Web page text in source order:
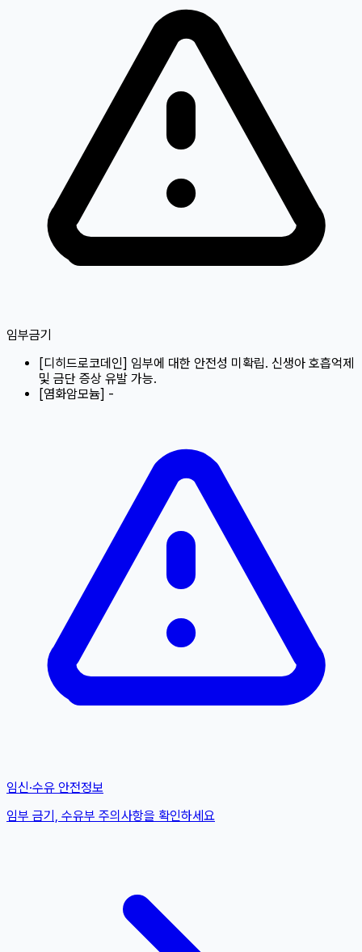
임부금기
[디히드로코데인] 임부에 대한 안전성 미확립. 신생아 호흡억제
및 금단 증상 유발 가능.
[염화암모늄] -
임신·수유 안전정보
임부 금기, 수유부 주의사항을 확인하세요